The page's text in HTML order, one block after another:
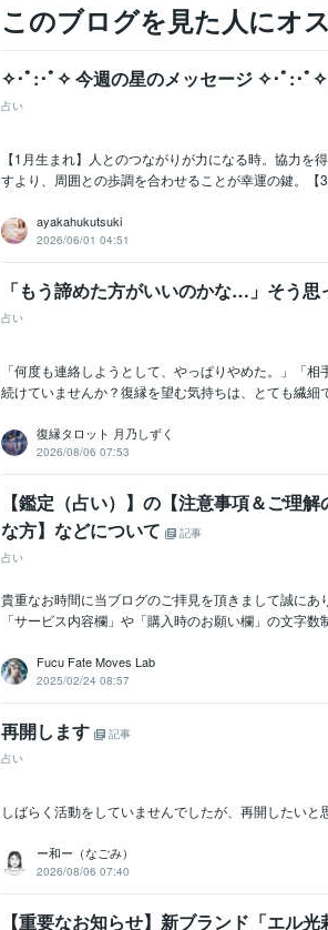
このブログを見た人にオ
✧･ﾟ:･ﾟ✧ 今週の星のメッセージ ✧･ﾟ:･ﾟ✧
占い
【1月生まれ】人とのつながりが力になる時。協力
すより、周囲との歩調を合わせることが幸運の鍵。
ayakahukutsuki
2026/06/01 04:51
「もう諦めた方がいいのかな…」そう思
占い
「何度も連絡しようとして、やっぱりやめた。」「
続けていませんか？復縁を望む気持ちは、とても繊
復縁タロット 月乃しずく
2026/08/06 07:53
【鑑定（占い）】の【注意事項＆ご理
な方】などについて
記事
占い
貴重なお時間に当ブログのご拝見を頂きまして誠に
「サービス内容欄」や「購入時のお願い欄」の文字
Fucu Fate Moves Lab
2025/02/24 08:57
再開します
記事
占い
しばらく活動をしていませんでしたが、再開したい
ー和ー（なごみ）
2026/08/06 07:40
【重要なお知らせ】新ブランド「エル